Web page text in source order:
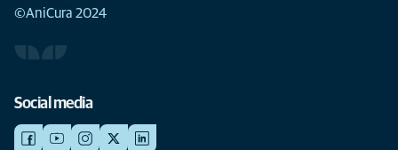
©AniCura 2024
Social media